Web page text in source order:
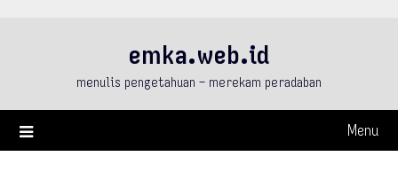
emka.web.id
menulis pengetahuan – merekam peradaban
Menu